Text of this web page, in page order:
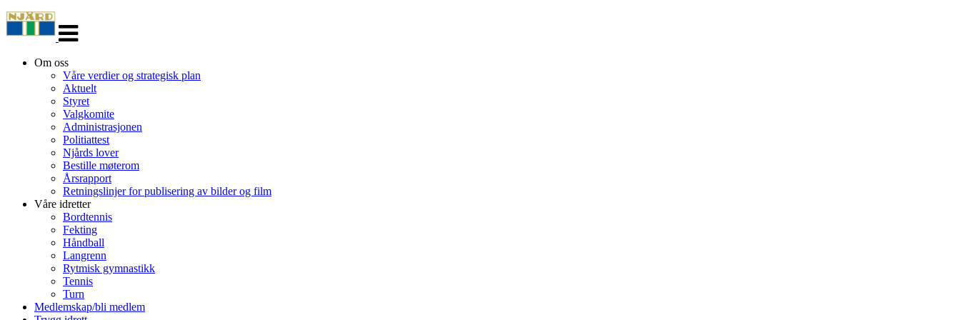
navigasjon
Om oss
Våre verdier og strategisk plan
Aktuelt
Styret
Valgkomite
Administrasjonen
Politiattest
Njårds lover
Bestille møterom
Årsrapport
Retningslinjer for publisering av bilder og film
Våre idretter
Bordtennis
Fekting
Håndball
Langrenn
Rytmisk gymnastikk
Tennis
Turn
Medlemskap/bli medlem